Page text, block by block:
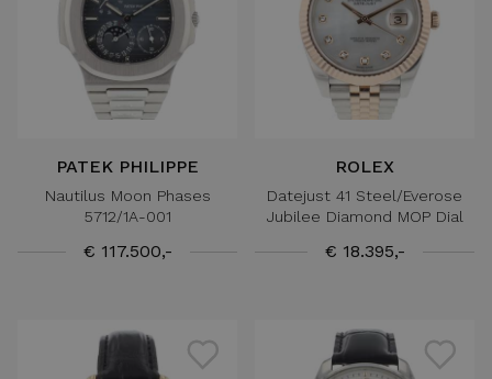
PATEK PHILIPPE
Nautilus Moon Phases
5712/1A-001
€ 117.500,-
ROLEX
Datejust 41 Steel/Everose
Jubilee Diamond MOP Dial
€ 18.395,-